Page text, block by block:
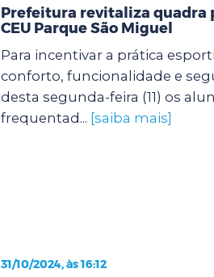
Prefeitura revitaliza quadra
CEU Parque São Miguel
Para incentivar a prática
conforto, funcionalidade e
desta segunda-feira (11) os
frequentad... [saiba mais]
31/10/2024, às 16:12